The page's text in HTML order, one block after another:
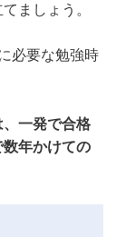
ましょう。
必要な勉強時
一発で合格
年かけての